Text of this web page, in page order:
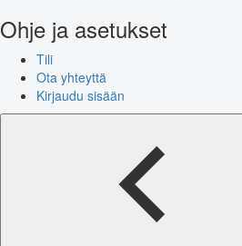
Ohje ja asetukset
Tili
Ota yhteyttä
Kirjaudu sisään